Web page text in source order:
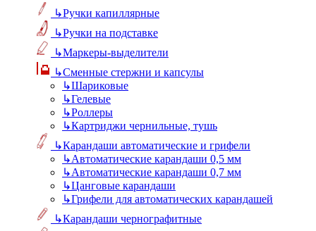
↳Ручки капиллярные
↳Ручки на подставке
↳Маркеры-выделители
↳Сменные стержни и капсулы
↳Шариковые
↳Гелевые
↳Роллеры
↳Картриджи чернильные, тушь
↳Карандаши автоматические и грифели
↳Автоматические карандаши 0,5 мм
↳Автоматические карандаши 0,7 мм
↳Цанговые карандаши
↳Грифели для автоматических карандашей
↳Карандаши чернографитные